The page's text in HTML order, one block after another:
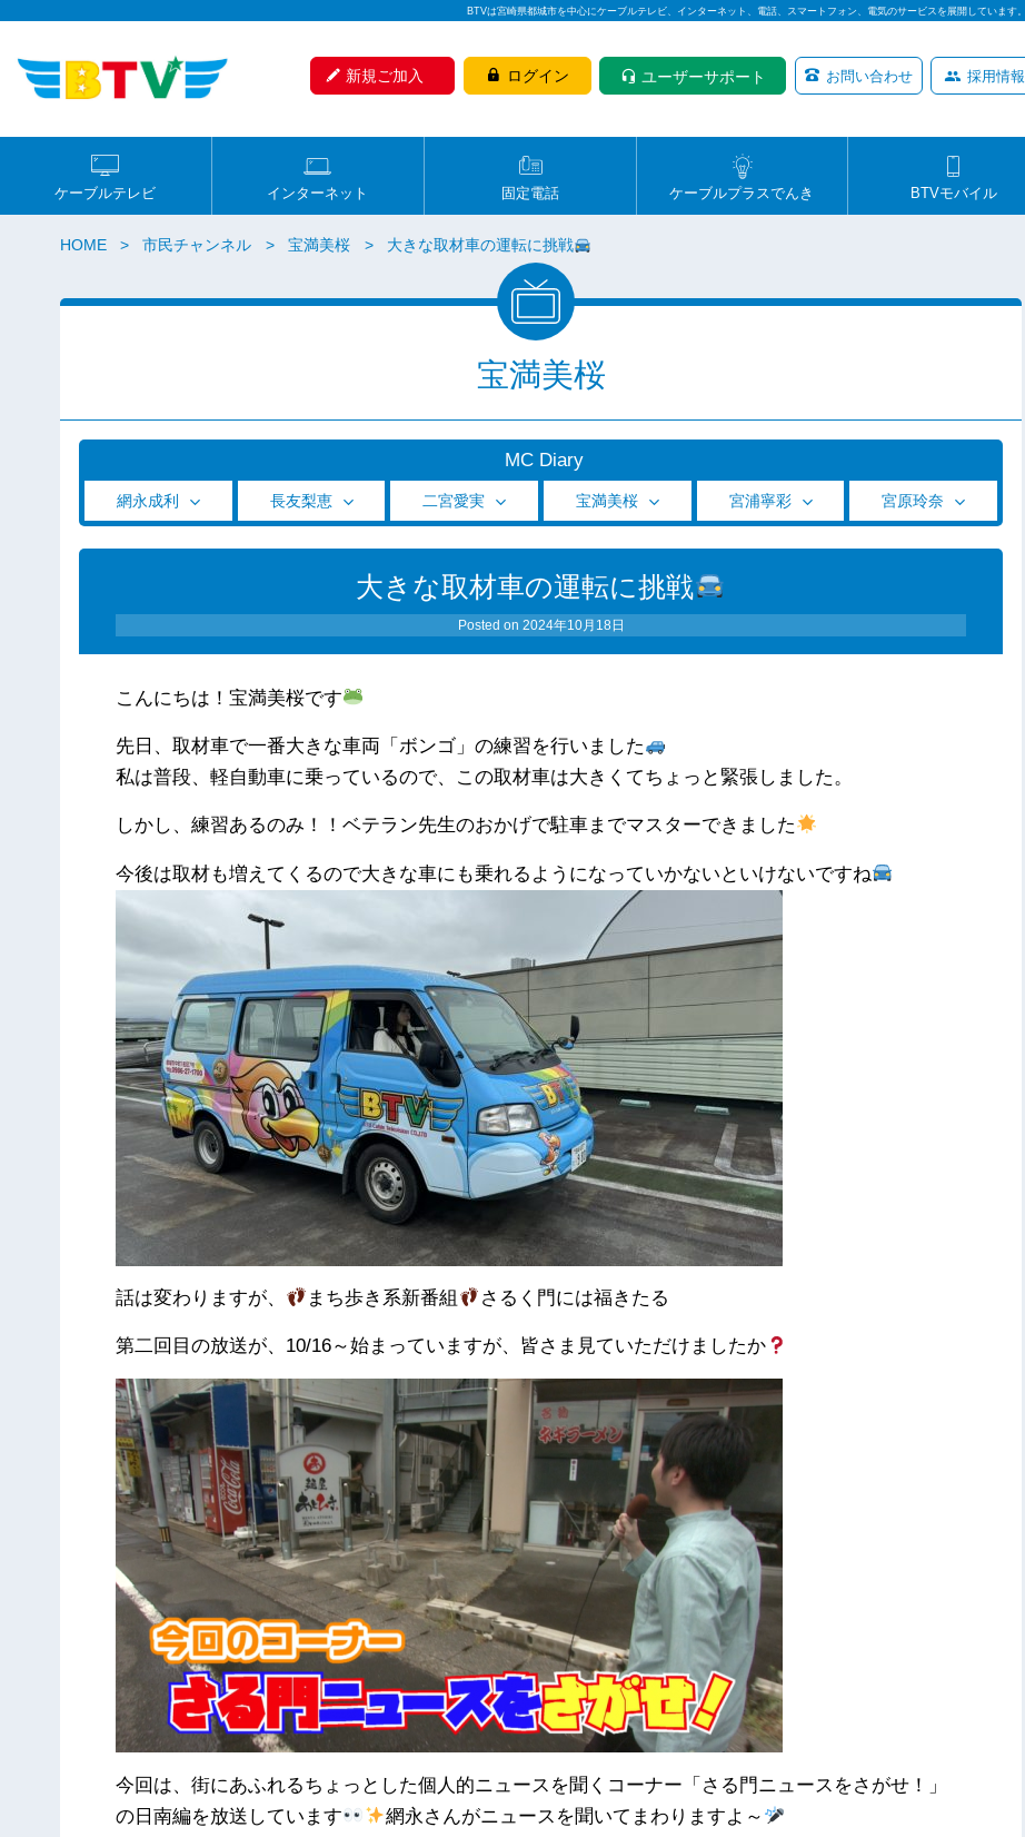
BTVは宮崎県都城市を中心にケーブルテレビ、インターネット、電話、スマートフォン、電気のサービスを展開しています。
新規ご加入 ログイン ユーザーサポート お問い合わせ 採用情報
ケーブルテレビ インターネット 固定電話 ケーブルプラスでんき BTVモバイル
HOME 市民チャンネル 宝満美桜 大きな取材車の運転に挑戦
宝満美桜
MC Diary
網永成利 長友梨恵 二宮愛実 宝満美桜 宮浦寧彩 宮原玲奈
大きな取材車の運転に挑戦
Posted on 2024年10月18日
こんにちは！宝満美桜です
先日、取材車で一番大きな車両「ボンゴ」の練習を行いました
私は普段、軽自動車に乗っているので、この取材車は大きくてちょっと緊張しました。
しかし、練習あるのみ！！ベテラン先生のおかげで駐車までマスターできました
今後は取材も増えてくるので大きな車にも乗れるようになっていかないといけないですね
話は変わりますが、 まち歩き系新番組 さるく門には福きたる
第二回目の放送が、10/16～始まっていますが、皆さま見ていただけましたか
今回は、街にあふれるちょっとした個人的ニュースを聞くコーナー「さる門ニュースをさがせ！」
の日南編を放送しています
網永さんがニュースを聞いてまわりますよ～